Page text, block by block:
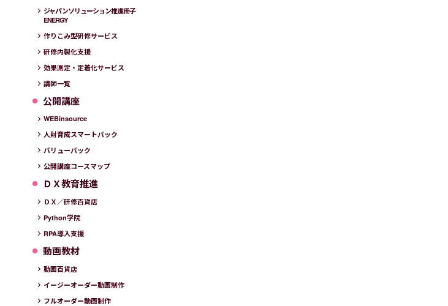
ジャパンソリューション推進冊子
ENERGY
作りこみ型研修サービス
研修内製化支援
効果測定・定着化サービス
講師一覧
公開講座
WEBinsource
人財育成スマートパック
バリューパック
公開講座コースマップ
ＤＸ教育推進
ＤＸ／研修百貨店
Python学院
RPA導入支援
動画教材
動画百貨店
イージーオーダー動画制作
フルオーダー動画制作